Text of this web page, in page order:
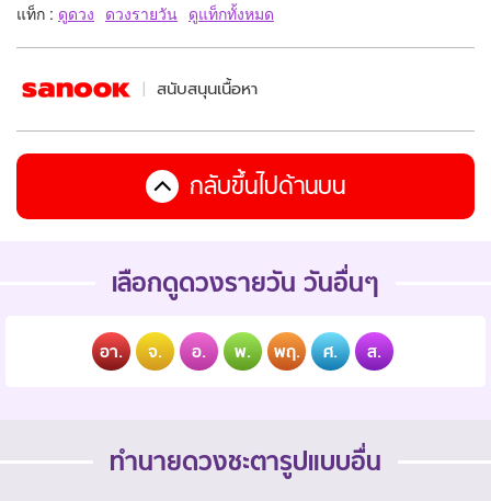
แท็ก : ดูดวง ดวงรายวัน ดูแท็กทั้งหมด
สนับสนุนเนื้อหา
กลับขึ้นไปด้านบน
เลือกดูดวงรายวัน วันอื่นๆ
อา. จ. อ. พ. พฤ. ศ. ส.
ทำนายดวงชะตารูปแบบอื่น